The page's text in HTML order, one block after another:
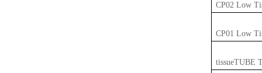
CP02 Low
CP01 Low
tissueTUBE